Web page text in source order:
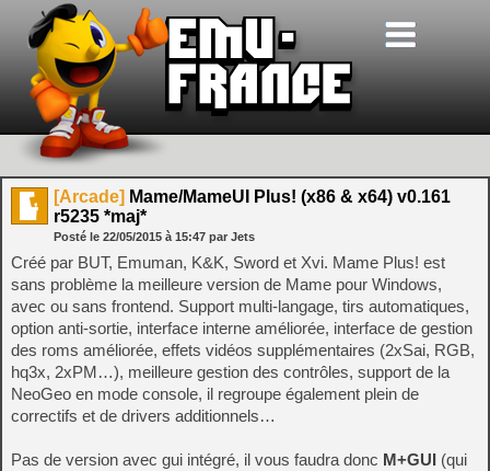
[Arcade] Mame/MameUI Plus! (x86 & x64) v0.161
r5235 *maj*
Posté le 22/05/2015 à 15:47 par Jets
Créé par BUT, Emuman, K&K, Sword et Xvi. Mame Plus! est
sans problème la meilleure version de Mame pour Windows,
avec ou sans frontend. Support multi-langage, tirs automatiques,
option anti-sortie, interface interne améliorée, interface de gestion
des roms améliorée, effets vidéos supplémentaires (2xSai, RGB,
hq3x, 2xPM…), meilleure gestion des contrôles, support de la
NeoGeo en mode console, il regroupe également plein de
correctifs et de drivers additionnels…
Pas de version avec gui intégré, il vous faudra donc M+GUI (qui